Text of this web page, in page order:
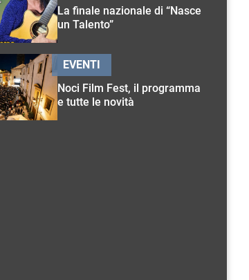
La finale nazionale di “Nasce
un Talento”
Noci Film Fest, il programma
e tutte le novità
EVENTI